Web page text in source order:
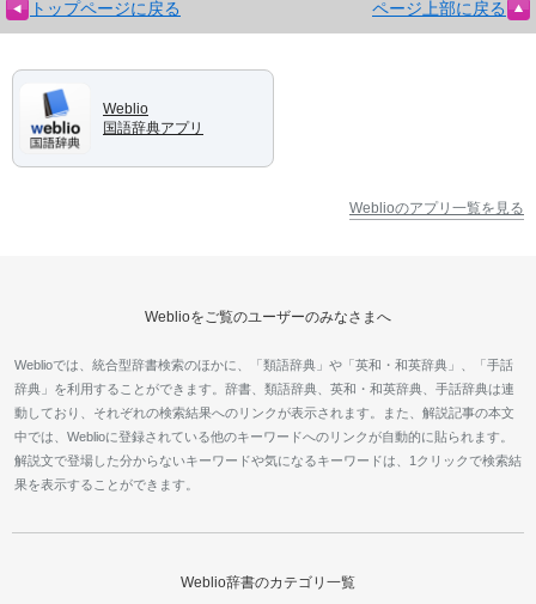
トップページに戻る ページ上部に戻る
Weblio
国語辞典アプリ
Weblioのアプリ一覧を見る
Weblioをご覧のユーザーのみなさまへ
Weblioでは、統合型辞書検索のほかに、「類語辞典」や「英和・和英辞典」、「手話
辞典」を利用することができます。辞書、類語辞典、英和・和英辞典、手話辞典は連
動しており、それぞれの検索結果へのリンクが表示されます。また、解説記事の本文
中では、Weblioに登録されている他のキーワードへのリンクが自動的に貼られます。
解説文で登場した分からないキーワードや気になるキーワードは、1クリックで検索結
果を表示することができます。
Weblio辞書のカテゴリ一覧